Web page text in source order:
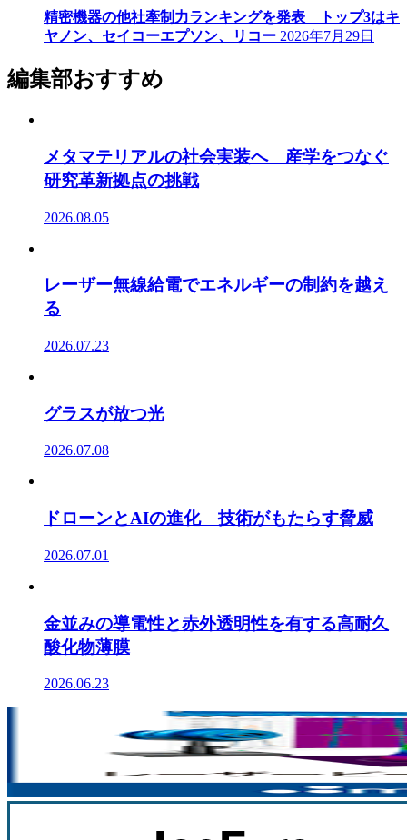
精密機器の他社牽制力ランキングを発表 トップ3はキ
ヤノン、セイコーエプソン、リコー 2026年7月29日
編集部おすすめ
メタマテリアルの社会実装へ 産学をつなぐ
研究革新拠点の挑戦
2026.08.05
レーザー無線給電でエネルギーの制約を越え
る
2026.07.23
グラスが放つ光
2026.07.08
ドローンとAIの進化 技術がもたらす脅威
2026.07.01
金並みの導電性と赤外透明性を有する高耐久
酸化物薄膜
2026.06.23